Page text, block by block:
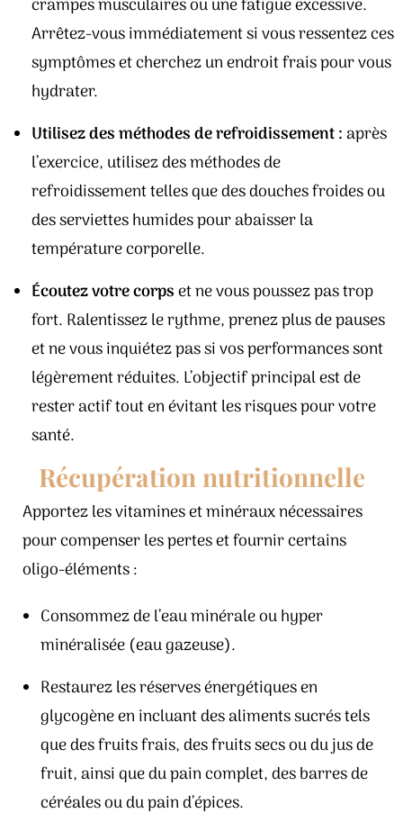
crampes musculaires ou une fatigue excessive.
Arrêtez-vous immédiatement si vous ressentez ces
symptômes et cherchez un endroit frais pour vous
hydrater.
Utilisez des méthodes de refroidissement :après
l’exercice, utilisez des méthodes de
refroidissement telles que des douches froides ou
des serviettes humides pour abaisser la
température corporelle.
Écoutez votre corpset ne vous poussez pas trop
fort. Ralentissez le rythme, prenez plus de pauses
et ne vous inquiétez pas si vos performances sont
légèrement réduites. L’objectif principal est de
rester actif tout en évitant les risques pour votre
santé.
Récupération nutritionnelle
Apportez les vitamines et minéraux nécessaires
pour compenser les pertes et fournir certains
oligo-éléments :
Consommez de l’eau minérale ou hyper
minéralisée (eau gazeuse).
Restaurez les réserves énergétiques en
glycogène en incluant des aliments sucrés tels
que des fruits frais, des fruits secs ou du jus de
fruit, ainsi que du pain complet, des barres de
céréales ou du pain d’épices.